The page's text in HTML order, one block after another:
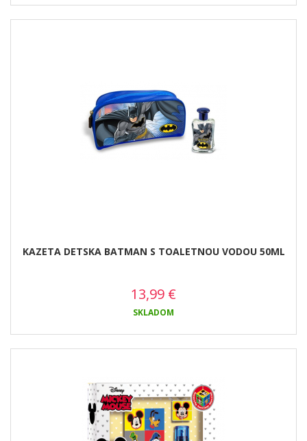
KAZETA DETSKA BATMAN S TOALETNOU VODOU 50ML
13,99 €
SKLADOM